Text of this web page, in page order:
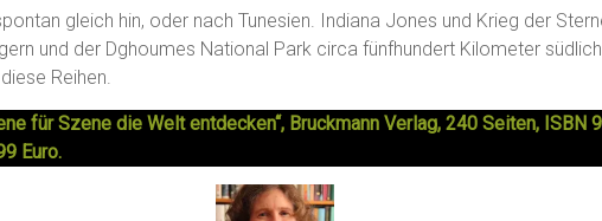
gleich hin, oder nach Tunesien. Indiana Jones und Krieg der
und der Dghoumes National Park circa fünfhundert Kilometer
Reihen.
für Szene die Welt entdecken“, Bruckmann Verlag, 240 Seiten, ISBN
Euro.